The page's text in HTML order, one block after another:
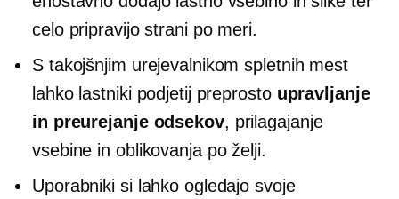
celo pripravijo strani po meri.
S takojšnjim urejevalnikom spletnih mest
lahko lastniki podjetij preprosto upravljanje
in preurejanje odsekov, prilagajanje
vsebine in oblikovanja po želji.
Uporabniki si lahko ogledajo svoje